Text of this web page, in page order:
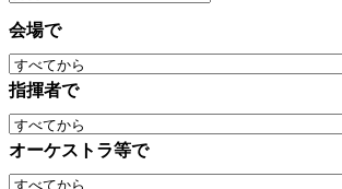
会場で
指揮者で
オーケストラ等で